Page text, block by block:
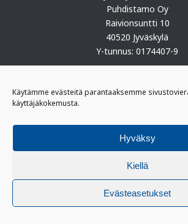
Käytämme evästeitä parantaaksemme
käyttäjäkokemusta.
Hyväksy
Kiellä
Evästeasetukset
Puhdistamo Oy
Raivionsuntti 10
40520 Jyväskylä
Y-tunnus: 0174407-9
I-päivystäjä: 0400 406
(kiireelliset ilmoitukset)
II-päivystäjä: 0400 406 341